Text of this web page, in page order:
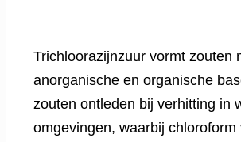
Trichloorazijnzuur vormt zouten
anorganische en organische
zouten ontleden bij verhitting in
omgevingen, waarbij chloroform